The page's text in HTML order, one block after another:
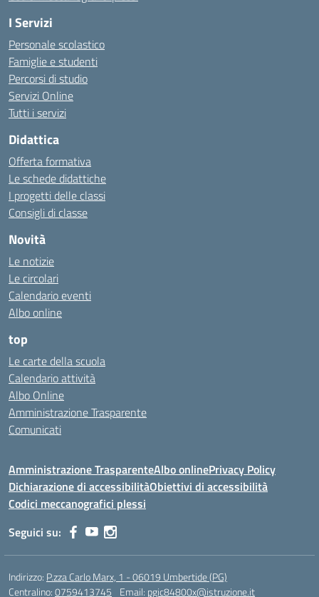
I Servizi
Personale scolastico
Famiglie e studenti
Percorsi di studio
Servizi Online
Tutti i servizi
Didattica
Offerta formativa
Le schede didattiche
I progetti delle classi
Consigli di classe
Novità
Le notizie
Le circolari
Calendario eventi
Albo online
top
Le carte della scuola
Calendario attività
Albo Online
Amministrazione Trasparente
Comunicati
Amministrazione TrasparenteAlbo onlinePrivacy Policy
Dichiarazione di accessibilitàObiettivi di accessibilità
Codici meccanografici plessi
Seguici su:
Indirizzo: P.zza Carlo Marx, 1 - 06019 Umbertide (PG)
Centralino:0759413745 Email: pgic84800x@istruzione.it